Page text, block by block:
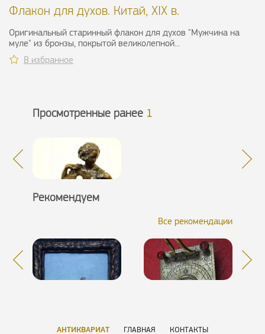
Флакон для духов. Китай, XIX в.
Оригинальный старинный флакон для духов "Мужчина на
муле" из бронзы, покрытой великолепной...
В избранное
Просмотренные ранее 1
Рекомендуем
Все рекомендации
АНТИКВАРИАТ ГЛАВНАЯ КОНТАКТЫ